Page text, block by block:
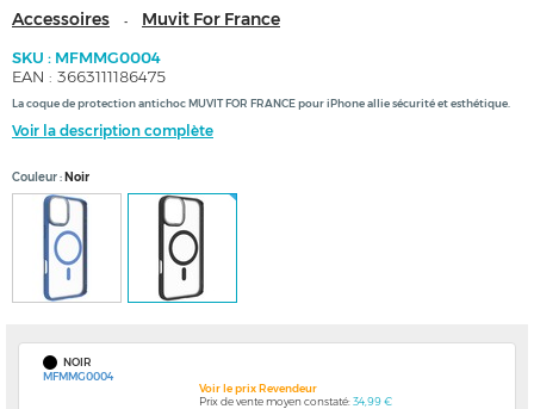
Accessoires - Muvit For France
SKU : MFMMG0004
EAN : 3663111186475
La coque de protection antichoc MUVIT FOR FRANCE pour iPhone allie sécurité et esthétique.
Voir la description complète
Couleur Noir
NOIR
MFMMG0004
Voir le prix Revendeur
Prix de vente moyen constaté:34,99 €